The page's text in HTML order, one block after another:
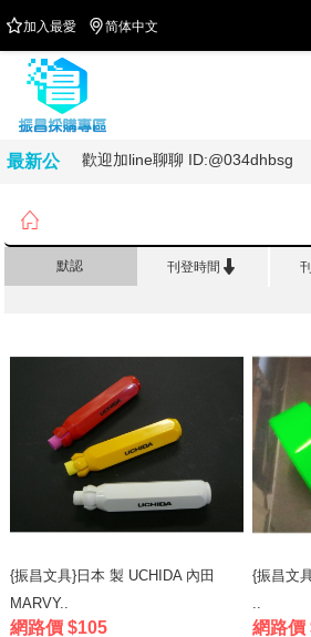
加入最愛 简体中文
最新公歡迎加line聊聊 ID:@034dhbsg

默認 刊登時間 
{振昌文具}日本 製 UCHIDA 內田
MARVY..
網路價 $105
{振昌文
..
網路價